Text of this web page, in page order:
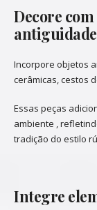
Decore
Incorpore objetos
cerâmicas, cestos
Essas peças
ambiente ,
tradição do estilo
Integre